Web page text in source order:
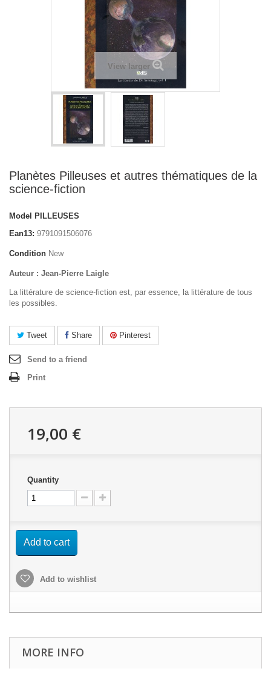
View larger
Planètes Pilleuses et autres thématiques de la
science-fiction
Model
PILLEUSES
Ean13: 9791091506076
Condition New
Auteur : Jean-Pierre Laigle
La littérature de science-fiction est, par essence, la littérature de tous
les possibles.
Tweet Share Pinterest
Send to a friend
Print
19,00 €
Quantity
Add to cart
Add to wishlist
MORE INFO